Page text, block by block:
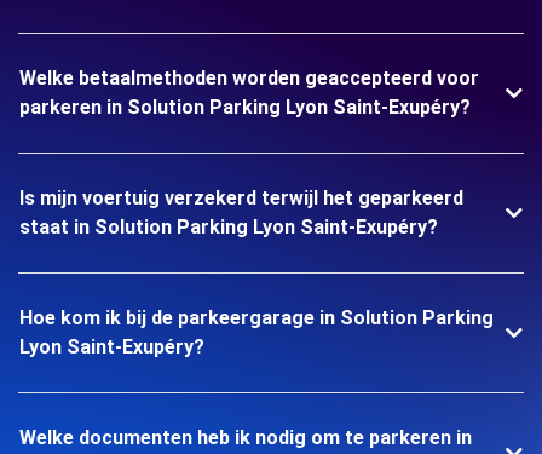
Welke betaalmethoden worden geaccepteerd voor
parkeren in Solution Parking Lyon Saint-Exupéry?
Is mijn voertuig verzekerd terwijl het geparkeerd
staat in Solution Parking Lyon Saint-Exupéry?
Hoe kom ik bij de parkeergarage in Solution Parking
Lyon Saint-Exupéry?
Welke documenten heb ik nodig om te parkeren in